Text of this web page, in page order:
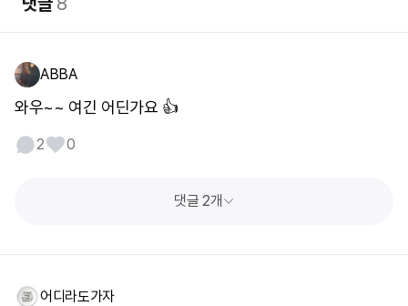
ABBA
와우~~ 여긴 어딘가요 👍
2 0
댓글 2개
어디라도가자